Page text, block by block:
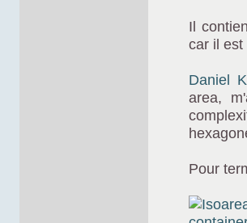
Il
car il est
Daniel
area,
Pour